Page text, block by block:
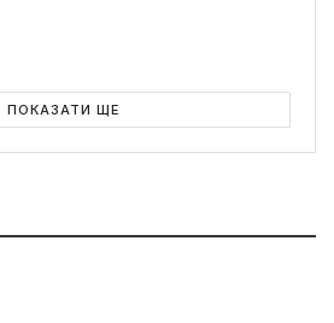
ПОКАЗАТИ ЩЕ